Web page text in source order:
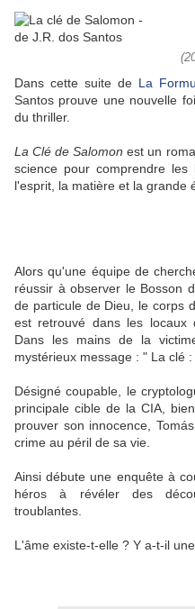
Dans cette suite de La
Santos prouve une nouvelle
du thriller.
La Clé de Salomon est un
science pour comprendre
l'esprit, la matière et la grande
Alors qu'une équipe de
réussir à observer le Bosson
de particule de Dieu, le corps
est retrouvé dans les locaux
Dans les mains de la
mystérieux message : " La clé :
Désigné coupable, le
principale cible de la CIA,
prouver son innocence,
crime au péril de sa vie.
Ainsi débute une enquête à
héros à révéler des
troublantes.
L'âme existe-t-elle ? Y a-t-il